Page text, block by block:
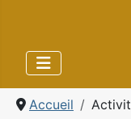
Accueil